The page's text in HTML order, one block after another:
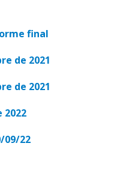
final
de 2021
de 2021
2022
09/22